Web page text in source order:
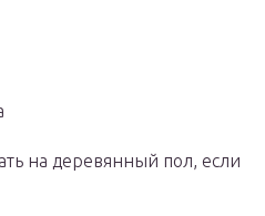
на деревянный пол, если